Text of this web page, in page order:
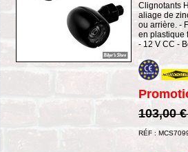
Clignotants
aliage de
ou arrière. -
en plastique
- 12 V CC -
103,00
RÉF :